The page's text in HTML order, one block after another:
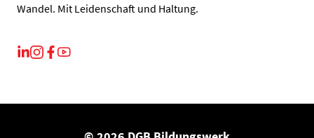
Wandel. Mit Leidenschaft und Haltung.